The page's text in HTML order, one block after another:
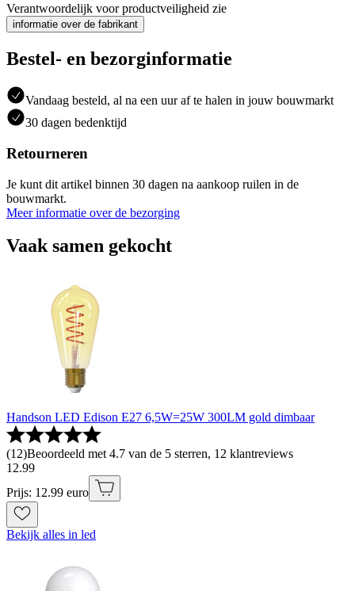
Verantwoordelijk voor productveiligheid zie
informatie over de fabrikant
Bestel- en bezorginformatie
Vandaag besteld, al na een uur af te halen in jouw bouwmarkt
30 dagen bedenktijd
Retourneren
Je kunt dit artikel binnen 30 dagen na aankoop ruilen in de
bouwmarkt.
Meer informatie over de bezorging
Vaak samen gekocht
Handson LED Edison E27 6,5W=25W 300LM gold dimbaar
(12)Beoordeeld met 4.7 van de 5 sterren, 12 klantreviews
12.99
Prijs: 12.99 euro
Bekijk alles in led